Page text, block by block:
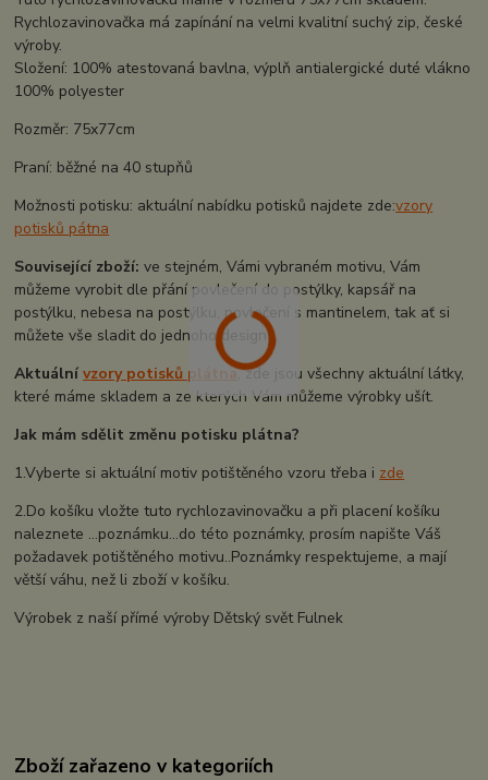
Rychlozavinovačka má zapínání na velmi kvalitní suchý zip, české
výroby.
Složení: 100% atestovaná bavlna, výplň antialergické duté vlákno
100% polyester
Rozměr: 75x77cm
Praní: běžné na 40 stupňů
Možnosti potisku: aktuální nabídku potisků najdete zde:vzory
potisků pátna
Související zboží: ve stejném, Vámi vybraném motivu, Vám
můžeme vyrobit dle přání povlečení do postýlky, kapsář na
postýlku, nebesa na postýlku, povlečení s mantinelem, tak ať si
můžete vše sladit do jednoho designu.
Aktuálnívzory potisků plátna, zde jsou všechny aktuální látky,
které máme skladem a ze kterých Vám můžeme výrobky ušít.
Jak mám sdělit změnu potisku plátna?
1.Vyberte si aktuální motiv potištěného vzoru třeba i zde
2.Do košíku vložte tuto rychlozavinovačku a při placení košíku
naleznete ...poznámku...do této poznámky, prosím napište Váš
požadavek potištěného motivu..Poznámky respektujeme, a mají
větší váhu, než li zboží v košíku.
Výrobek z naší přímé výroby Dětský svět Fulnek
Zboží zařazeno v kategoriích